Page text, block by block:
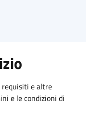
requisiti e altre
e le condizioni di